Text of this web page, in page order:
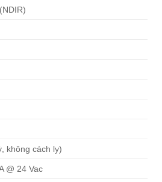
không cách ly)
@ 24 Vac